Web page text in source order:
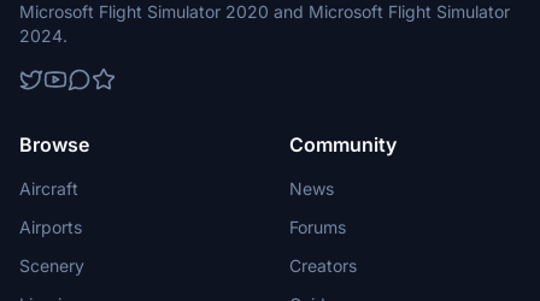
Microsoft Flight Simulator 2020 and Microsoft Flight Simulator
2024.
Browse
Aircraft
Airports
Scenery
Community
News
Forums
Creators